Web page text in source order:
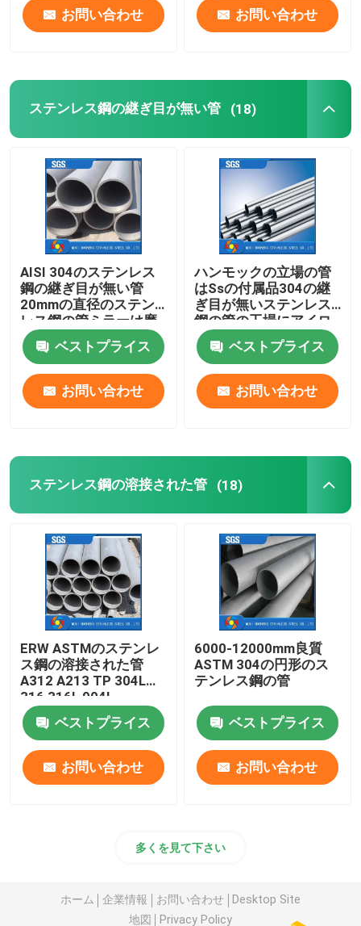
お問い合わせ お問い合わせ
ステンレス鋼の継ぎ目が無い管 (18)
AISI 304のステンレス
鋼の継ぎ目が無い管
20mmの直径のステン
レス鋼の管ミラーは磨
いた
ベストプライス
お問い合わせ
ハンモックの立場の管
はSsの付属品304の継
ぎ目が無いステンレス
鋼の管の工場にアイロ
ンをかける
ベストプライス
お問い合わせ
ステンレス鋼の溶接された管 (18)
ERW ASTMのステンレ
ス鋼の溶接された管
A312 A213 TP 304L
316 316L 904L
254SMO 2205 2507
ベストプライス
お問い合わせ
6000-12000mm良質
ASTM 304の円形のス
テンレス鋼の管
ベストプライス
お問い合わせ
多くを見て下さい
ホーム 企業情報 お問い合わせ
Desktop Site
地図
Privacy Policy